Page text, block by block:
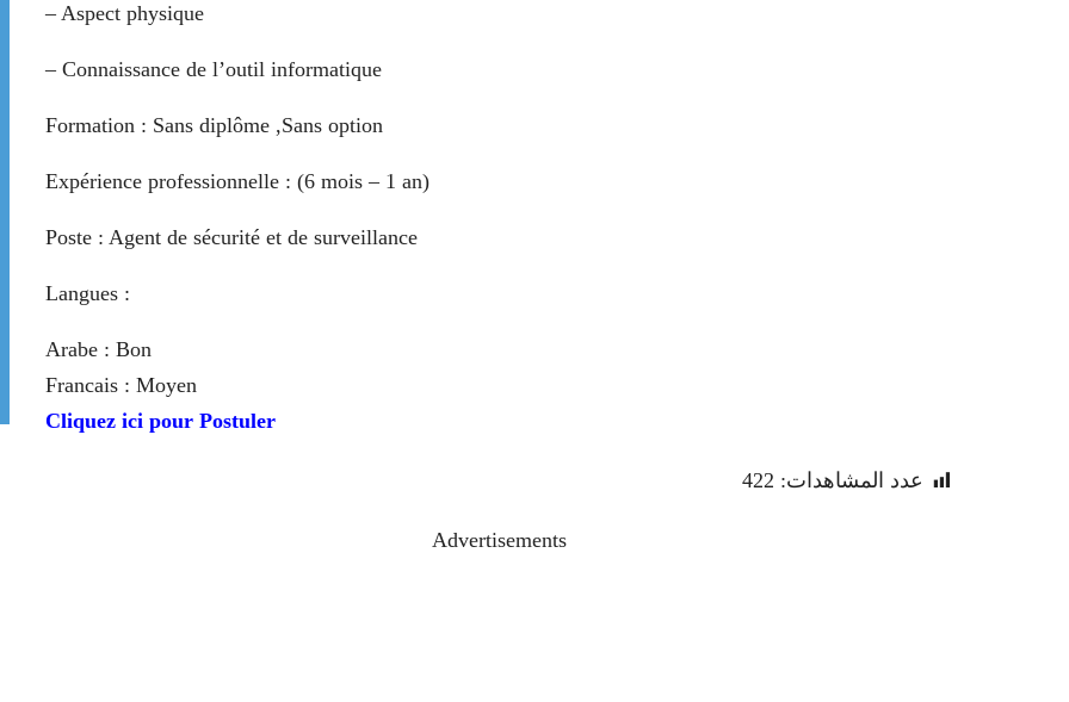
– Aspect physique
– Connaissance de l’outil informatique
Formation : Sans diplôme ,Sans option
Expérience professionnelle : (6 mois – 1 an)
Poste : Agent de sécurité et de surveillance
Langues :
Arabe : Bon
Francais : Moyen
Cliquez ici pour Postuler
عدد المشاهدات: 422
Advertisements